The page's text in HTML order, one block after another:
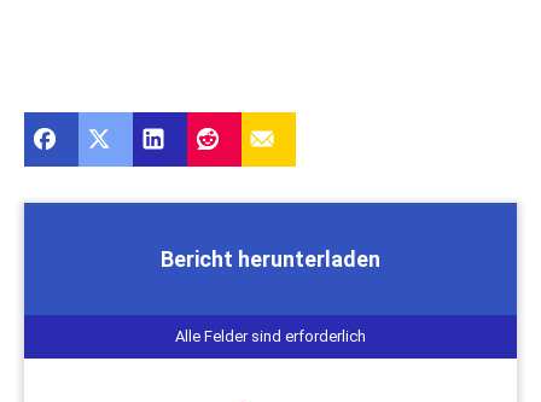
Bericht herunterladen
Alle Felder sind erforderlich